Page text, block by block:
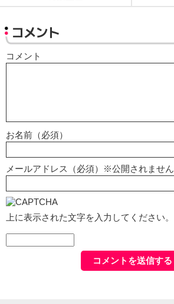
コメント
コメント
お名前（必須）
メールアドレス（必須）※公開されません
上に表示された文字を入力してください。